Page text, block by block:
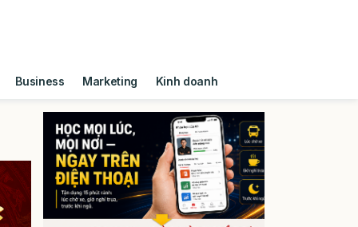
Business Marketing Kinh doanh